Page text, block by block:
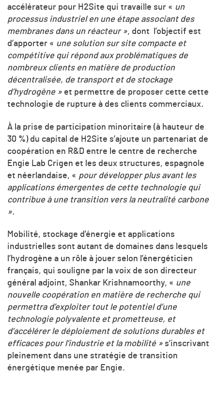
accélérateur pour H2Site qui travaille sur « un
processus industriel en une étape associant des
membranes dans un réacteur», dont l’objectif est
d’apporter « une solution sur site compacte et
compétitive qui répond aux problématiques de
nombreux clients en matière de production
décentralisée, de transport et de stockage
d’hydrogène » et permettre de proposer cette cette
technologie de rupture à des clients commerciaux.
À la prise de participation minoritaire (à hauteur de
30 %) du capital de H2Site s’ajoute un partenariat de
coopération en R&D entre le centre de recherche
Engie Lab Crigen et les deux structures, espagnole
et néerlandaise, « pour développer plus avant les
applications émergentes de cette technologie qui
contribue à une transition vers la neutralité carbone
».
Mobilité, stockage d’énergie et applications
industrielles sont autant de domaines dans lesquels
l’hydrogène a un rôle à jouer selon l’énergéticien
français, qui souligne par la voix de son directeur
général adjoint, Shankar Krishnamoorthy, « une
nouvelle coopération en matière de recherche qui
permettra d’exploiter tout le potentiel d’une
technologie polyvalente et prometteuse, et
d’accélérer le déploiement de solutions durables et
efficaces pour l’industrie et la mobilité » s’inscrivant
pleinement dans une stratégie de transition
énergétique menée par Engie.